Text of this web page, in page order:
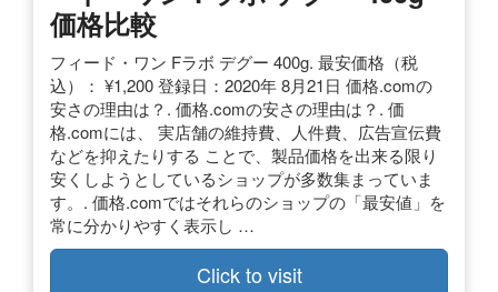
価格比較
フィード・ワン Fラボ デグー 400g. 最安価格（税
込）： ¥1,200 登録日：2020年 8月21日 価格.comの
安さの理由は？. 価格.comの安さの理由は？. 価
格.comには、 実店舗の維持費、人件費、広告宣伝費
などを抑えたりする ことで、製品価格を出来る限り
安くしようとしているショップが多数集まっていま
す。. 価格.comではそれらのショップの「最安値」を
常に分かりやすく表示し …
Click to visit